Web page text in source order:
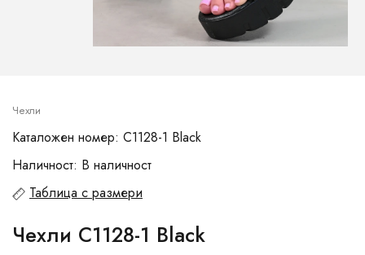
Чехли
Каталожен номер: C1128-1 Black
Наличност: В наличност
Таблица с размери
Чехли C1128-1 Black